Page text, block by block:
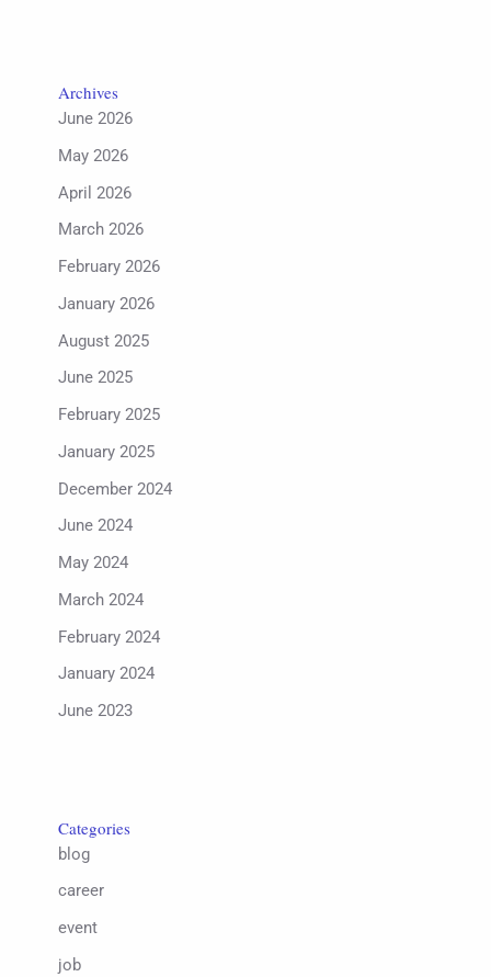
Archives
June 2026
May 2026
April 2026
March 2026
February 2026
January 2026
August 2025
June 2025
February 2025
January 2025
December 2024
June 2024
May 2024
March 2024
February 2024
January 2024
June 2023
Categories
blog
career
event
job